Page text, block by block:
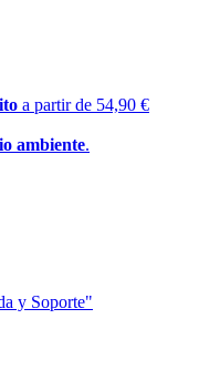
a partir de 54,90 €
ambiente.
y Soporte"